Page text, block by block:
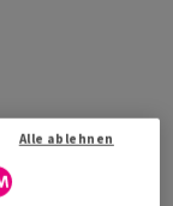
weiss, holzfrei
500 Bogen/Blatt,
Alle ablehnen